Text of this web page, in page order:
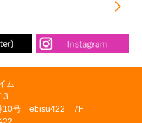
ム
10号 ebisu422 7F